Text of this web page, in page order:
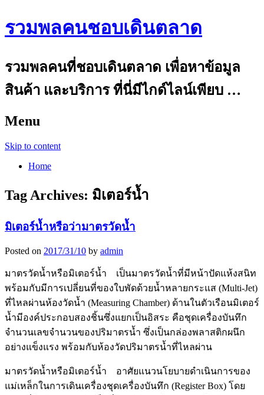
รวมพลคนชอบเดินตลาด
รวมพลคนที่ชอบเดินตลาด เพื่อหาข้อมูล
สินค้า และบริการ ที่นี่มีไกด์ไลน์เพียบ …
Menu
Skip to content
Home
Tag Archives: มิเตอร์น้ำ
มิเตอร์น้ำหรือว่ามาตรวัดน้ำ
Posted on 2017/31/10 by admin
มาตรวัดน้ำหรือมิเตอร์น้ำ เป็นมาตรวัดน้ำที่มีหน้าปัดแห้งสนิท
พร้อมกับมีการเปลี่ยนที่ของใบพัดด้วยน้ำหลายกระแส (Multi-Jet)
ที่ไหลผ่านห้องวัดน้ำ (Measuring Chamber) ด้านในตัวเรือนมิเตอร์
น้ำมีองค์ประกอบสองชิ้นซึ่งแยกเป็นอิสระ คือชุดเครื่องบันทึก
จำนวนเลขจำนวนของปริมาตรน้ำ ซึ่งเป็นกล่องพลาสติกผนึก
อย่างแข็งแรง พร้อมกับห้องวัดปริมาตรน้ำที่ไหลผ่าน
มาตรวัดน้ำหรือมิเตอร์น้ำ อาศัยแนวนโยบายดำเนินการของ
แม่เหล็กในการเดินเครื่องชุดเครื่องบันทึก (Register Box) โดย